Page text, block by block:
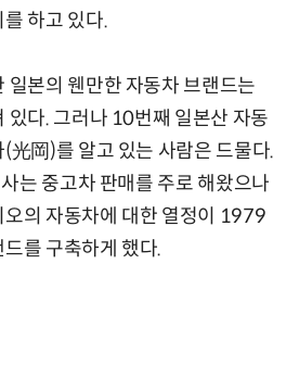
하고 있다.
일본의 웬만한 자동차 브랜드는
있다. 그러나 10번째 일본산 자동
光岡)를 알고 있는 사람은 드물다.
는 중고차 판매를 주로 해왔으나
오의 자동차에 대한 열정이 1979
를 구축하게 했다.